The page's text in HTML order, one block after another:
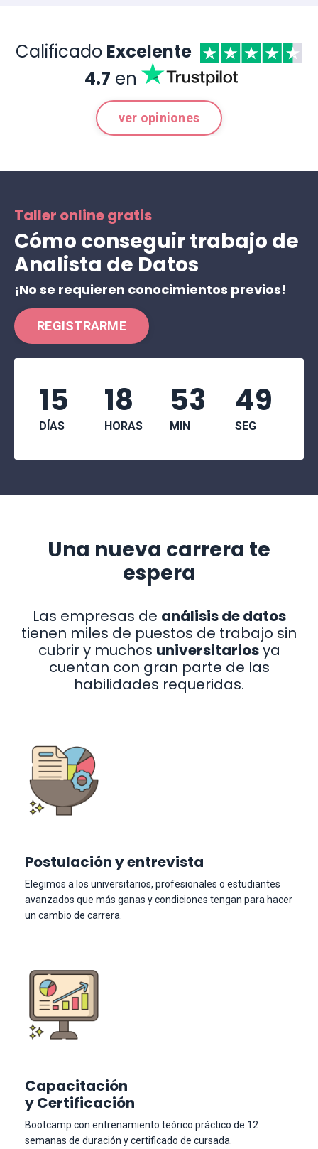
Calificado Excelente
4.7 en
ver opiniones
Taller online gratis
Cómo conseguir trabajo de
Analista de Datos
¡No se requieren conocimientos previos!
REGISTRARME
15
DÍAS
18
HORAS
53
MIN
48
SEG
Una nueva carrera te
espera
Las empresas de análisis de datos
tienen miles de puestos de trabajo sin
cubrir y muchos universitariosya
cuentan con gran parte de las
habilidades requeridas.
Postulación y entrevista
Elegimos a los universitarios, profesionales o estudiantes
avanzados que más ganas y condiciones tengan para hacer
un cambio de carrera.
Capacitación
y Certificación
Bootcamp con entrenamiento teórico práctico de 12
semanas de duración y certificado de cursada.